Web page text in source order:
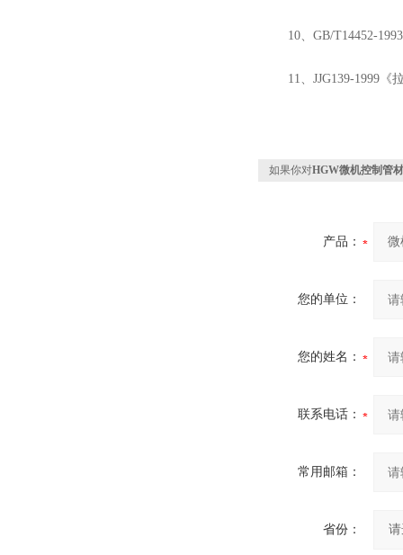
10、GB/T14452-1993
11、JJG139-1999《
如果你对HGW微机控制管
产品：
您的单位：
您的姓名：
联系电话：
常用邮箱：
省份：